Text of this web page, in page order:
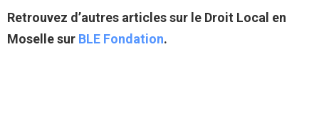
Retrouvez d’autres articles sur le Droit Local en
Moselle sur BLE Fondation.